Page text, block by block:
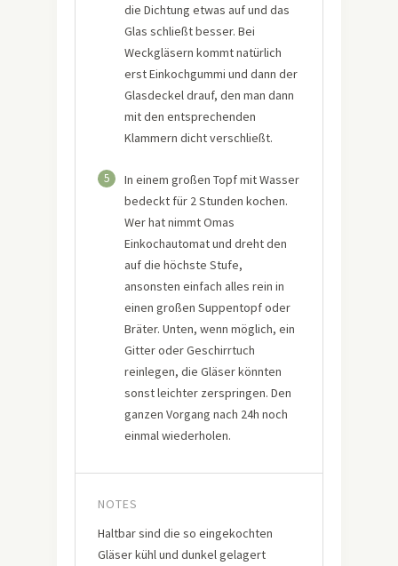
die Dichtung etwas auf und das
Glas schließt besser. Bei
Weckgläsern kommt natürlich
erst Einkochgummi und dann der
Glasdeckel drauf, den man dann
mit den entsprechenden
Klammern dicht verschließt.
5
In einem großen Topf mit Wasser
bedeckt für 2 Stunden kochen.
Wer hat nimmt Omas
Einkochautomat und dreht den
auf die höchste Stufe,
ansonsten einfach alles rein in
einen großen Suppentopf oder
Bräter. Unten, wenn möglich, ein
Gitter oder Geschirrtuch
reinlegen, die Gläser könnten
sonst leichter zerspringen. Den
ganzen Vorgang nach 24h noch
einmal wiederholen.
NOTES
Haltbar sind die so eingekochten
Gläser kühl und dunkel gelagert